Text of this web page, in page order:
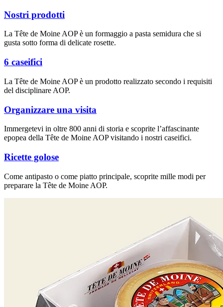
Nostri prodotti
La Tête de Moine AOP è un formaggio a pasta semidura che si
gusta sotto forma di delicate rosette.
6 caseifici
La Tête de Moine AOP è un prodotto realizzato secondo i requisiti
del disciplinare AOP.
Organizzare una visita
Immergetevi in oltre 800 anni di storia e scoprite l’affascinante
epopea della Tête de Moine AOP visitando i nostri caseifici.
Ricette golose
Come antipasto o come piatto principale, scoprite mille modi per
preparare la Tête de Moine AOP.